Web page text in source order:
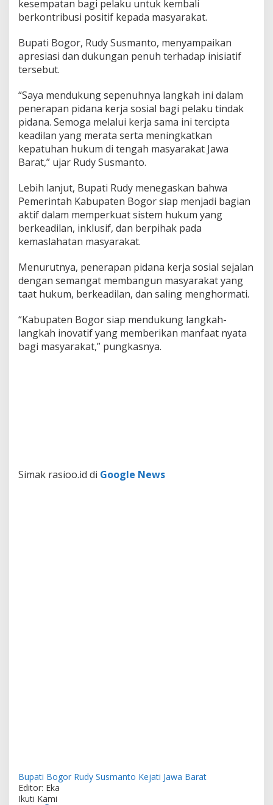
kesempatan bagi pelaku untuk kembali
berkontribusi positif kepada masyarakat.
Bupati Bogor, Rudy Susmanto, menyampaikan
apresiasi dan dukungan penuh terhadap inisiatif
tersebut.
“Saya mendukung sepenuhnya langkah ini dalam
penerapan pidana kerja sosial bagi pelaku tindak
pidana. Semoga melalui kerja sama ini tercipta
keadilan yang merata serta meningkatkan
kepatuhan hukum di tengah masyarakat Jawa
Barat,” ujar Rudy Susmanto.
Lebih lanjut, Bupati Rudy menegaskan bahwa
Pemerintah Kabupaten Bogor siap menjadi bagian
aktif dalam memperkuat sistem hukum yang
berkeadilan, inklusif, dan berpihak pada
kemaslahatan masyarakat.
Menurutnya, penerapan pidana kerja sosial sejalan
dengan semangat membangun masyarakat yang
taat hukum, berkeadilan, dan saling menghormati.
“Kabupaten Bogor siap mendukung langkah-
langkah inovatif yang memberikan manfaat nyata
bagi masyarakat,” pungkasnya.
Simak rasioo.id di Google News
Bupati Bogor Rudy Susmanto Kejati Jawa Barat
Editor: Eka
Ikuti Kami